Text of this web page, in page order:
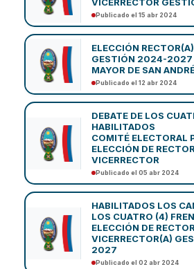
Publicado el 15 abr 2024
ELECCIÓN
GESTIÓN 2024-2027
MAYOR DE SAN
Publicado el 12 abr 2024
DEBATE DE LOS
HABILITADOS
COMITÉ ELECTORAL
ELECCIÓN DE
VICERRECTOR
Publicado el 05 abr 2024
HABILITADOS LOS
LOS CUATRO (4)
ELECCIÓN DE
VICERRECTOR(A)
2027
Publicado el 02 abr 2024